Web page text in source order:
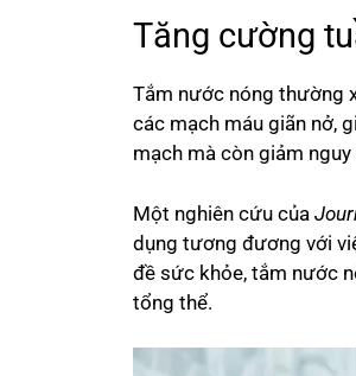
Tăng cường
Tắm nước nóng thường
các mạch máu giãn nở,
mạch mà còn giảm
Một nghiên cứu của
dụng tương đương với
đề sức khỏe, tắm nước
tổng thể.